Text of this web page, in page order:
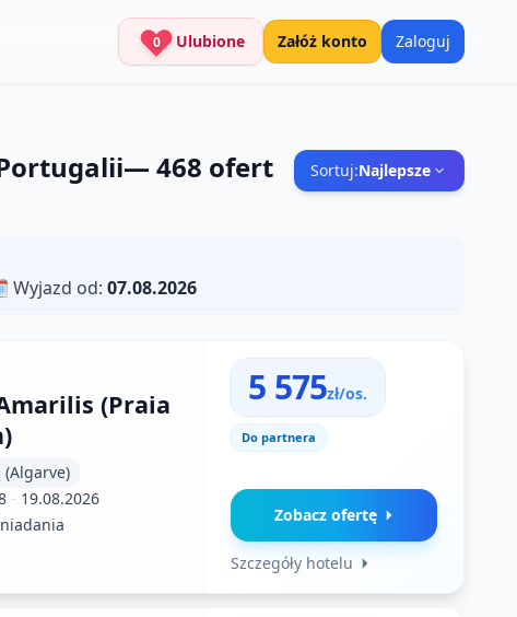
0 Ulubione Załóż konto Zaloguj
— 468 ofert Sortuj:Najlepsze
Wyjazd od: 07.08.2026
(Praia
- 19.08.2026
5 575zł/os.
Do partnera
Zobacz ofertę
Szczegóły hotelu